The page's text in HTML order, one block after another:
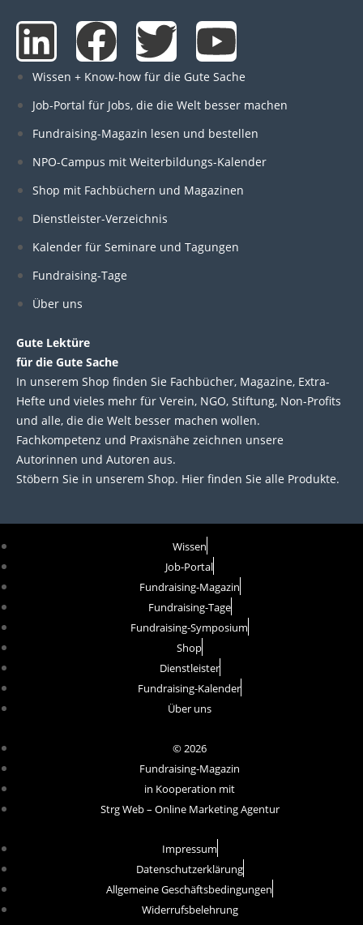
L
i
n
k
e
d
i
n
F
a
c
e
b
o
o
T
w
i
t
t
e
Y
o
u
t
u
b
Wissen + Know-how für die Gute Sache
Job-Portal für Jobs, die die Welt besser machen
Fundraising-Magazin lesen und bestellen
NPO-Campus mit Weiterbildungs-Kalender
Shop mit Fachbüchern und Magazinen
Dienstleister-Verzeichnis
Kalender für Seminare und Tagungen
Fundraising-Tage
Über uns
Gute Lektüre
für die Gute Sache
In unserem Shop finden Sie Fachbücher, Magazine, Extra-
Hefte und vieles mehr für Verein, NGO, Stiftung, Non-Profits
und alle, die die Welt besser machen wollen.
Fachkompetenz und Praxisnähe zeichnen unsere
Autorinnen und Autoren aus.
Stöbern Sie in unserem Shop. Hier finden Sie alle Produkte.
Wissen
Job-Portal
Fundraising-Magazin
Fundraising-Tage
Fundraising-Symposium
Shop
Dienstleister
Fundraising-Kalender
Über uns
© 2026
Fundraising-Magazin
in Kooperation mit
Strg Web – Online Marketing Agentur
Impressum
Datenschutzerklärung
Allgemeine Geschäftsbedingungen
Widerrufsbelehrung